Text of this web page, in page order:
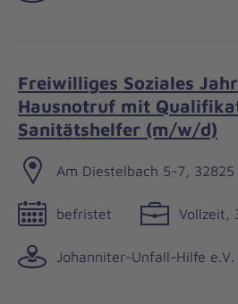
Freiwilliges Soziales
Hausnotruf mit
Sanitätshelfer (m/w/d)
Am Diestelbach 5-7, 32825
befristet Vollzeit,
Johanniter-Unfall-Hilfe e.V.